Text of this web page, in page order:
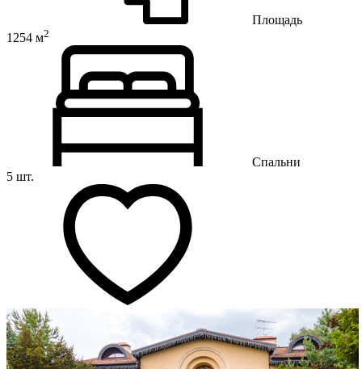
Площадь
1254 м2
Спальни
5 шт.